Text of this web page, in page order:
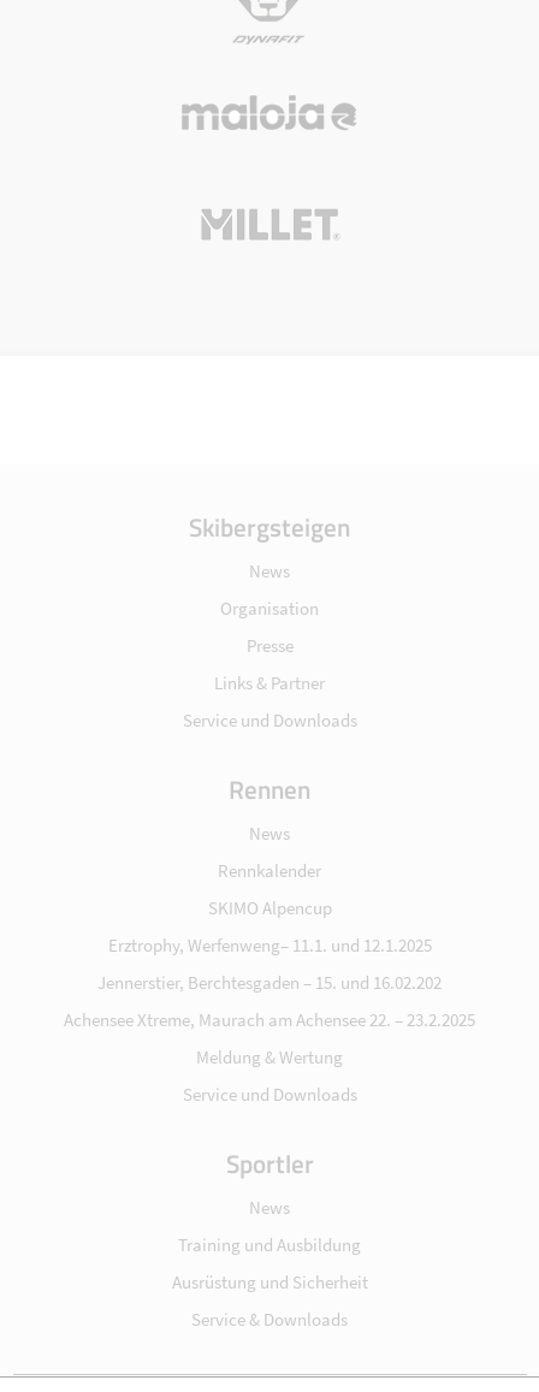
Skibergsteigen
News
Organisation
Presse
Links & Partner
Service und Downloads
Rennen
News
Rennkalender
SKIMO Alpencup
Erztrophy, Werfenweng– 11.1. und 12.1.2025
Jennerstier, Berchtesgaden – 15. und 16.02.202
Achensee Xtreme, Maurach am Achensee 22. – 23.2.2025
Meldung & Wertung
Service und Downloads
Sportler
News
Training und Ausbildung
Ausrüstung und Sicherheit
Service & Downloads